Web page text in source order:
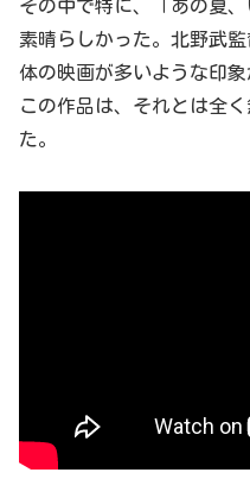
その中で特に、「あの夏
素晴らしかった。北野武
体の映画が多いような印
この作品は、それとは全
た。